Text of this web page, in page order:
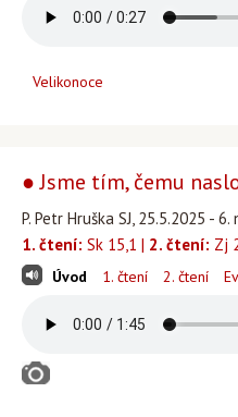
Velikonoce
● Jsme tím, čemu
P. Petr Hruška SJ, 25.5.2025 -
1. čtení: Sk 15,1 | 2. čtení: Zj
Úvod 1. čtení 2. čtení